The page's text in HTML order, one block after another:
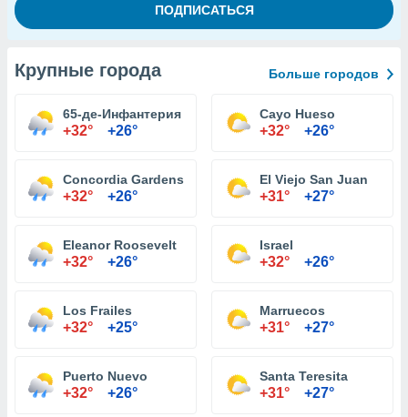
Крупные города Больше городов
65-де-Инфантерия
+32° +26°
Cayo Hueso
+32° +26°
Concordia Gardens
+32° +26°
El Viejo San Juan
+31° +27°
Eleanor Roosevelt
+32° +26°
Israel
+32° +26°
Los Frailes
+32° +25°
Marruecos
+31° +27°
Puerto Nuevo
+32° +26°
Santa Teresita
+31° +27°